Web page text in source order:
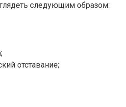
следующим образом:
отставание;